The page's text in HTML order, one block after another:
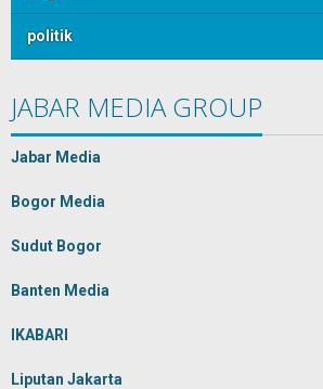
politik
JABAR MEDIA GROUP
Jabar Media
Bogor Media
Sudut Bogor
Banten Media
IKABARI
Liputan Jakarta